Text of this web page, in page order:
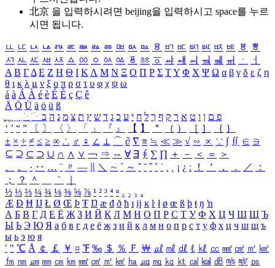
北京 을 입력하시려면 beijing을 입력하시고 space를 누르
시면 됩니다.
ㅥ ㅦ ㅧ ㅨ ㅩ ㅪ ㅫ ㅬ ㅭ ㅮ ㅯ ㅰ ㅱ ㅲ ㅳ ㅴ ㅵ ㅶ ㅷ ㅸ
ㅹ
ㅺ ㅻ ㅼ ㅽ ㅾ ㅿ ㆀ ㆁ ㆂ ㆃ ㆄ ㆅ ㆆ ㆇ ㆈ ㆉ ㆊ ㆋ ㆌ ㆍ
ㆎ
Α Β ΓΔ Ε Ζ Η Θ Ι ΚΛ Μ Ν Ξ Ο Π Ρ Σ ΤΥ Φ Χ Ψ Ω α β γ δ ε ζ η
θ ι κ λ μ ν ξ ο π ρ σ τ υ φ χ ψ ω
á à Á À é è É È ç Ç ê
Ä Ö Ü ä ö ü ß
ִֶֹ ֻּ ׁׂ פ ם ן ו ט א ר ק ף ך ל ח י ע כ ג ד ש ץ ת צ מ נ ה ב
‘ ’ “ ” 〔 〕 〈 〉 「 」 『 』 【 】 ＂ （ ） ［ ］ ｛ ｝
± × ÷ ≠ ≤ ≥ ∞ ∴ ♂ ♀ ∠ ⊥ ⌒ ∂ ∇ ≡ ≒ ≪ ≫ √ ∽ ∝ ∵ ∫ ∬ ∈ ∋
⊆ ⊇ ⊂ ⊃ ∪ ∩ ∧ ∨ ￢ ⇒ ⇔ ∀ ∃ ∮ ∑ ∏ ＋ － ＜ ＝
＞
、
。 · ‥ … ¨ 〃 ― ＼ ∼ ´ ～ ˇ ˘ ˝ ˚ ˙ ¸ ¡ ¿ ː ！ ＇ ， ． ／
：
；
？ ＾ ｀
½ ⅓ ⅔ ¼ ¾ ⅛ ⅜ ⅝ ⅞ ¹ ² ³ ⁴ ⁿ ₁ ₂ ₃ ₄
Æ Ð Ħ Ĳ Ł Ø Œ Þ Ŧ Ŋ æ đ ð ħ ı ĳ ĸ ŀ ł ø œ ß þ ŧ ŋ ŉ
А Б В Г Д Е Ё Ж З И Й К Л М Н О П Р С Т У Ф Х Ц Ч Ш Щ Ъ
Ы Ь Э Ю Я а б в г д е ё ж з и й к л м н о п р с т у ф х ц ч ш щ ъ
ы ь э ю я
′ ″ ℃ Å ￠ ￡ ￥ ¤ ℉ ‰ ＄ ％ Ｆ ￦ ㎕ ㎖ ㎗ ℓ ㎘ ㏄ ㎣ ㎤ ㎥ ㎦
㎙ ㎚ ㎛ ㎜ ㎝ ㎞ ㎟ ㎠ ㎡ ㎢ ㏊ ㎍ ㎎ ㎏ ㏏ ㎈ ㎉ ㏈ ㎧ ㎨ ㎰